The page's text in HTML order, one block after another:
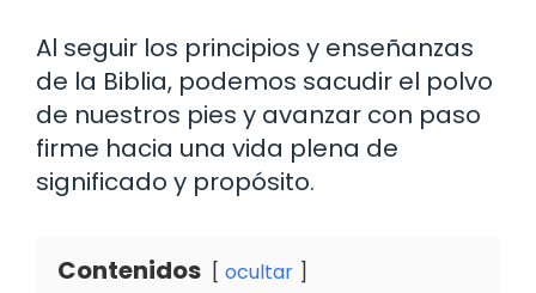
Al seguir los principios y enseñanzas
de la Biblia, podemos sacudir el polvo
de nuestros pies y avanzar con paso
firme hacia una vida plena de
significado y propósito.
Contenidos ocultar